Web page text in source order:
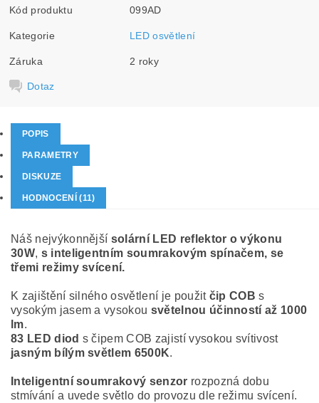
Kód produktu 099AD
Kategorie LED osvětlení
Záruka 2 roky
Dotaz
POPIS
PARAMETRY
DISKUZE
HODNOCENÍ (11)
Náš nejvýkonnější solární LED reflektor o výkonu
30W, s inteligentním soumrakovým spínačem, se
třemi režimy svícení.
K zajištění silného osvětlení je použit čip COB s
vysokým jasem a vysokou světelnou účinností až 1000
lm.
83 LED diod s čipem COB zajistí vysokou svítivost
jasným bílým světlem 6500K.
Inteligentní soumrakový senzor rozpozná dobu
stmívání a uvede světlo do provozu dle režimu svícení.